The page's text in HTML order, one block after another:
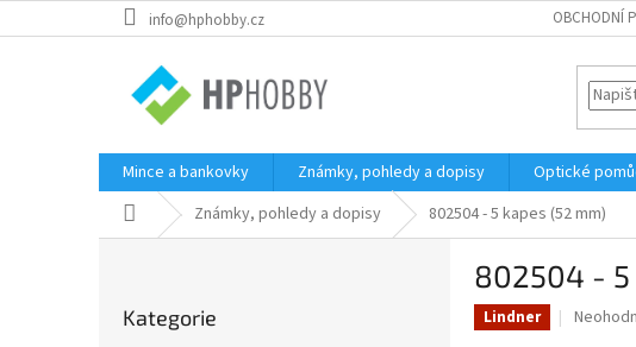
na
info@hphobby.cz OBCHODNÍ
Mince a bankovky Známky, pohledy a dopisy Optické
Domů Známky, pohledy a dopisy 802504 - 5 kapes (52 mm)
kategorie
Kategorie
802504 - 5
Lindner